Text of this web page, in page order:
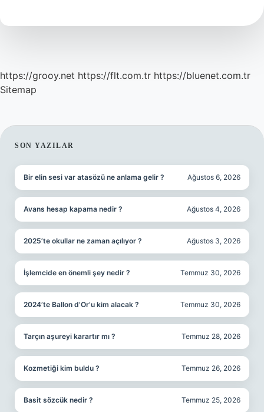
Demek
https://grooy.net https://flt.com.tr https://bluenet.com.tr
Sitemap
SIDEBAR
SON YAZILAR
Bir elin sesi var atasözü ne anlama gelir ? Ağustos 6, 2026
Avans hesap kapama nedir ? Ağustos 4, 2026
2025’te okullar ne zaman açılıyor ? Ağustos 3, 2026
İşlemcide en önemli şey nedir ? Temmuz 30, 2026
2024’te Ballon d’Or’u kim alacak ? Temmuz 30, 2026
Tarçın aşureyi karartır mı ? Temmuz 28, 2026
Kozmetiği kim buldu ? Temmuz 26, 2026
Basit sözcük nedir ? Temmuz 25, 2026